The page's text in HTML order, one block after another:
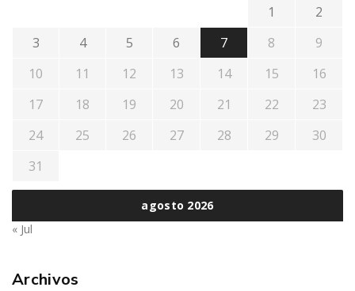
agosto 2026
1
2
3
4 5 6 7 8
9
10
11 12 13 14 15
16
17
18 19 20 21 22
23
24
25 26 27 28 29
30
31
« Jul
Archivos